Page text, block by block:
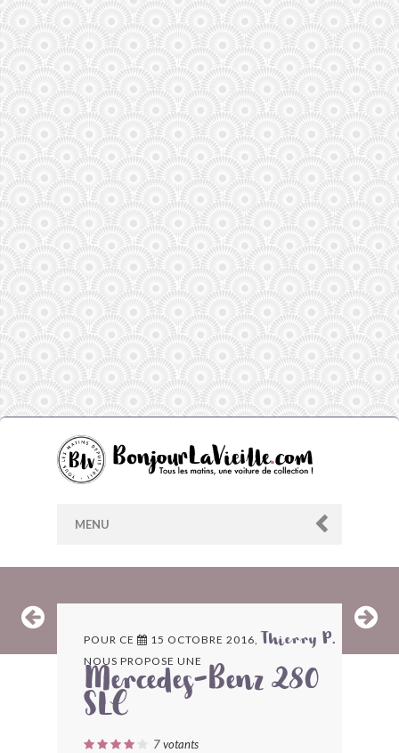
MENU
ARCHIVES
LES CONTRIBUTEURS
POUR CE 15 OCTOBRE 2016, Thierry P.
NOUS PROPOSE UNE
Mercedes-Benz 280
SLC
7votants